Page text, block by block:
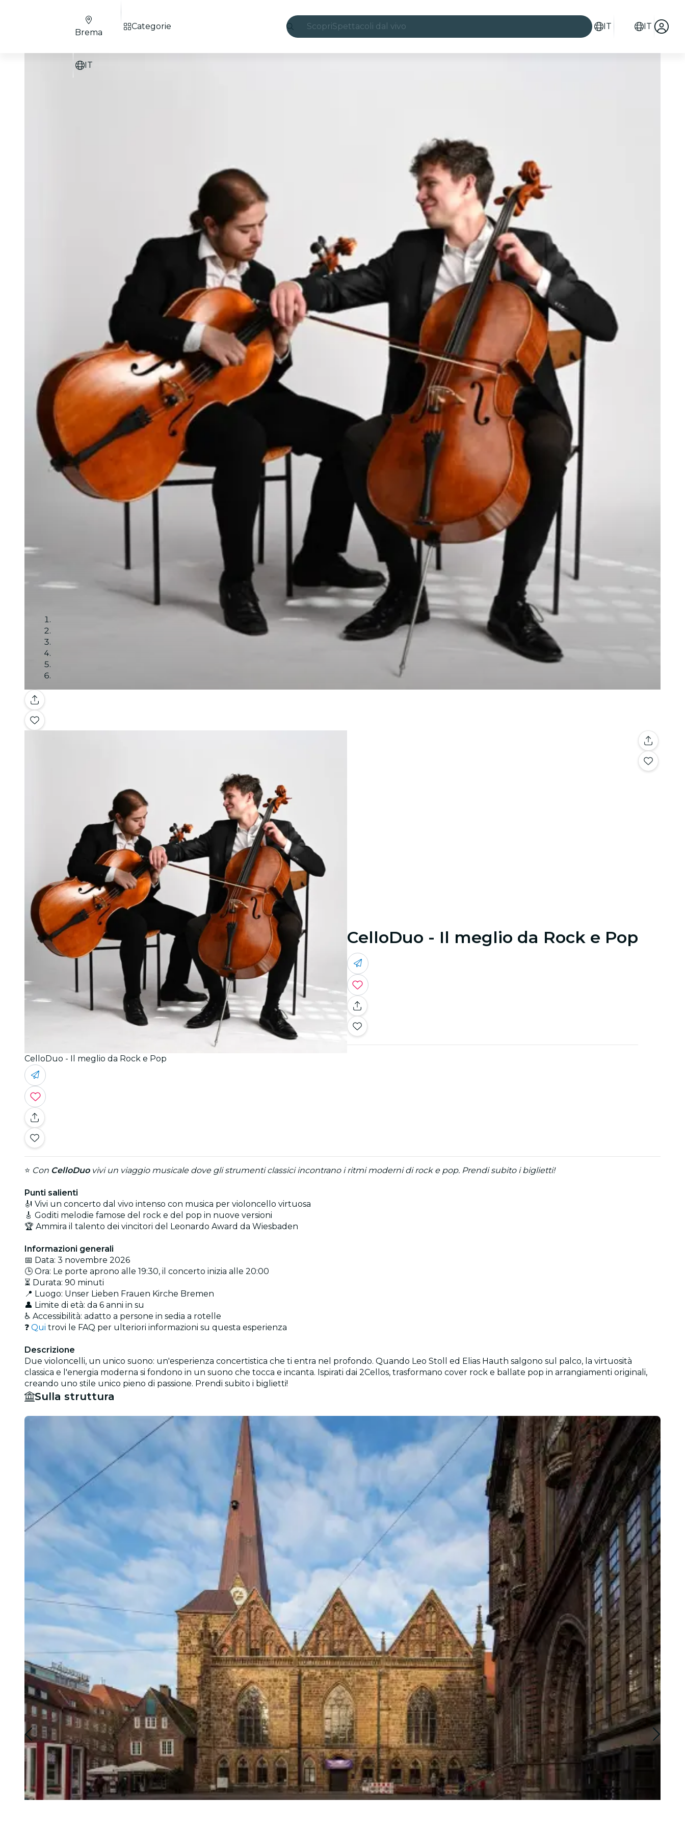
ScopriSpettacoli dal vivo
Ristoranti
Cinema
IT IT
Brema
IT
Categorie
Galleria
CelloDuo - Il meglio da Rock e Pop
CelloDuo - Il meglio da Rock e Pop
⭐ Con CelloDuovivi un viaggio musicale dove gli strumenti classici incontrano i ritmi moderni di rock e pop. Prendi subito i biglietti!
Punti salienti
🎻 Vivi un concerto dal vivo intenso con musica per violoncello virtuosa
🎸 Goditi melodie famose del rock e del pop in nuove versioni
🏆 Ammira il talento dei vincitori del Leonardo Award da Wiesbaden
Informazioni generali
📅 Data: 3 novembre 2026
🕒 Ora: Le porte aprono alle 19:30, il concerto inizia alle 20:00
⏳ Durata: 90 minuti
📍 Luogo: Unser Lieben Frauen Kirche Bremen
👤 Limite di età: da 6 anni in su
♿ Accessibilità: adatto a persone in sedia a rotelle
❓ Qui trovi le FAQ per ulteriori informazioni su questa esperienza
Descrizione
Due violoncelli, un unico suono: un'esperienza concertistica che ti entra nel profondo. Quando Leo Stoll ed Elias Hauth salgono sul palco, la virtuosità
classica e l'energia moderna si fondono in un suono che tocca e incanta. Ispirati dai 2Cellos, trasformano cover rock e ballate pop in arrangiamenti originali,
creando uno stile unico pieno di passione. Prendi subito i biglietti!
Sulla struttura